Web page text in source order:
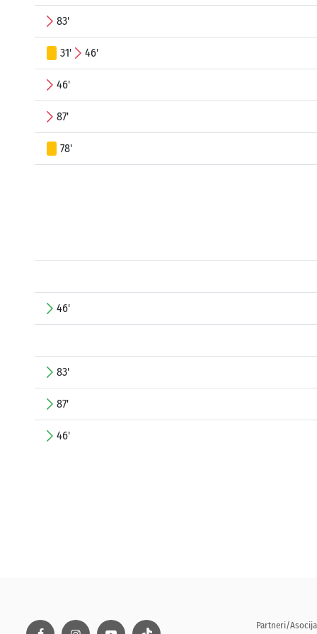
83'
31' 46'
46'
87'
78'
46'
83'
87'
46'
Partneri/